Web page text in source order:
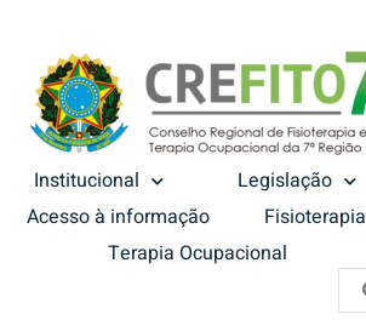
Institucional
Legislação
Acesso à informação
Fisioterapia
Terapia Ocupacional